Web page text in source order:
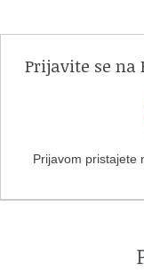
Prijavite se
Prijavom pristajete